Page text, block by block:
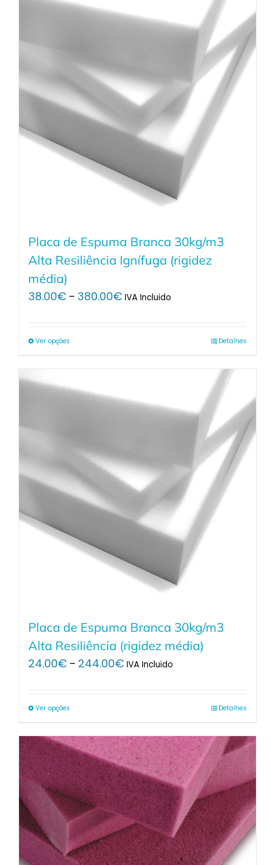
Placa de Espuma Branca 30kg/m3
Alta Resiliência Ignífuga (rigidez
média)
38.00€ – 380.00€Price
IVA Incluido
Ver opções Detalhes
Placa de Espuma Branca 30kg/m3
Alta Resiliência (rigidez média)
24.00€ – 244.00€Price
IVA Incluido
Ver opções Detalhes